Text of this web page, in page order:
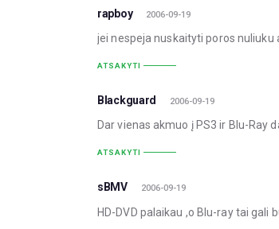
rapboy 2006-09-19
jei nespeja nuskaityti poros
ATSAKYTI
Blackguard 2006-09-19
Dar vienas akmuo į PS3 ir Blu-Ray
ATSAKYTI
sBMV 2006-09-19
HD-DVD palaikau ,o Blu-ray tai gali